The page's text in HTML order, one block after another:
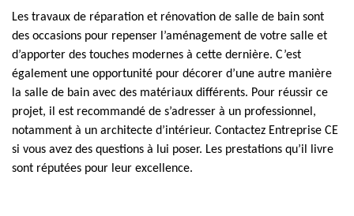
Les travaux de réparation et rénovation de salle de bain sont
des occasions pour repenser l’aménagement de votre salle et
d’apporter des touches modernes à cette dernière. C’est
également une opportunité pour décorer d’une autre manière
la salle de bain avec des matériaux différents. Pour réussir ce
projet, il est recommandé de s’adresser à un professionnel,
notamment à un architecte d’intérieur. Contactez Entreprise CE
si vous avez des questions à lui poser. Les prestations qu’il livre
sont réputées pour leur excellence.